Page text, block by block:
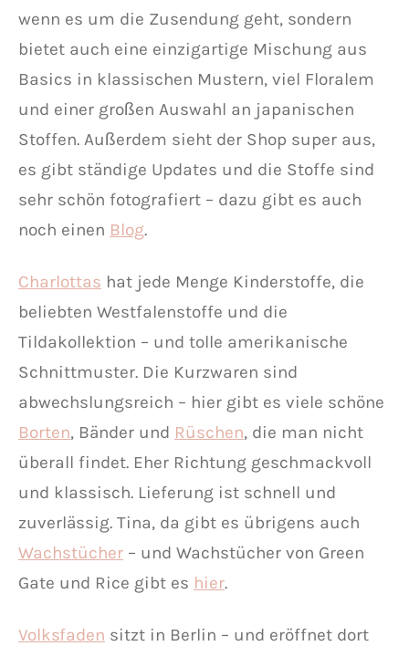
wenn es um die Zusendung geht, sondern
bietet auch eine einzigartige Mischung aus
Basics in klassischen Mustern, viel Floralem
und einer großen Auswahl an japanischen
Stoffen. Außerdem sieht der Shop super aus,
es gibt ständige Updates und die Stoffe sind
sehr schön fotografiert – dazu gibt es auch
noch einen Blog.
Charlottas hat jede Menge Kinderstoffe, die
beliebten Westfalenstoffe und die
Tildakollektion – und tolle amerikanische
Schnittmuster. Die Kurzwaren sind
abwechslungsreich – hier gibt es viele schöne
Borten, Bänder und Rüschen, die man nicht
überall findet. Eher Richtung geschmackvoll
und klassisch. Lieferung ist schnell und
zuverlässig. Tina, da gibt es übrigens auch
Wachstücher – und Wachstücher von Green
Gate und Rice gibt es hier.
Volksfaden sitzt in Berlin – und eröffnet dort